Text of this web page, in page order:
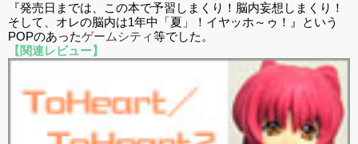
『発売日までは、この本で予習しまくり！脳内妄想しまくり！
そして、オレの脳内は1年中「夏」！イヤッホ～ゥ！』という
POPのあったゲームシティ等でした。
【関連レビュー】